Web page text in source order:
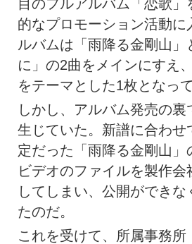
目のフルアルバム「恋歌」
的なプロモーション活動に
ルバムは「雨降る金剛山」
に」の2曲をメインにすえ
をテーマとした1枚となって
しかし、アルバム発売の
生じていた。新譜に合わせ
定だった「雨降る金剛山」
ビデオのファイルを製作会
してしまい、公開ができな
たのだ。
これを受けて、所属事務所